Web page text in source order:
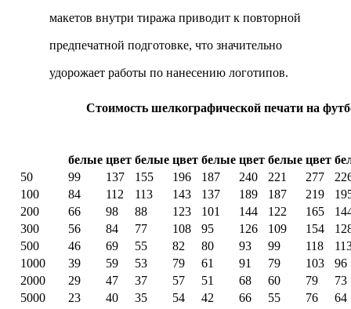
макетов внутри тиража приводит к повторной
предпечатной подготовке, что значительно
удорожает работы по нанесению логотипов.
Стоимость шелкографической печати на
белые цвет белые цвет белые цвет белые цвет
50
99 137 155 196 187 240 221 277
100
84 112 113 143 137 189 187 219
200
66 98 88 123 101 144 122 165
300
56 84 77 108 95 126 109 154
500
46 69 55 82 80 93 99 118
1000
39 59 53 79 61 91 79 103
96
2000
29 47 37 57 51 68 60 79
73
5000
23 40 35 54 42 66 55 76
64